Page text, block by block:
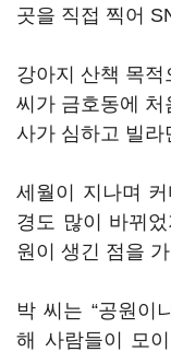
곳을 직접 찍어
강아지 산책 목
씨가 금호동에 처
사가 심하고 빌라
세월이 지나며
경도 많이 바뀌
원이 생긴 점을
박 씨는 “공원이
해 사람들이 모